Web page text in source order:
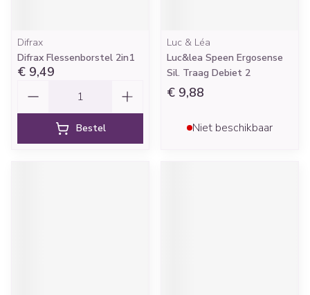
Difrax
Difrax Flessenborstel 2in1
€ 9,49
Bestel
Luc & Léa
Luc&lea Speen Ergosense
Sil. Traag Debiet 2
€ 9,88
Niet beschikbaar